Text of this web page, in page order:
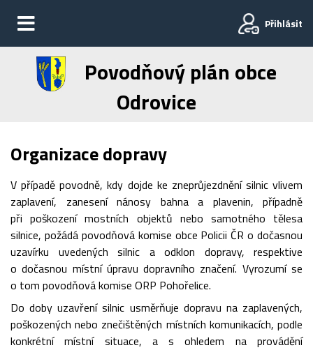
Přihlásit
Povodňový plán obce
Odrovice
Organizace dopravy
V případě povodně, kdy dojde ke zneprůjezdnění silnic vlivem
zaplavení, zanesení nánosy bahna a plavenin, případně
při poškození mostních objektů nebo samotného tělesa
silnice, požádá povodňová komise obce Policii ČR o dočasnou
uzavírku uvedených silnic a odklon dopravy, respektive
o dočasnou místní úpravu dopravního značení. Vyrozumí se
o tom povodňová komise ORP Pohořelice.
Do doby uzavření silnic usměrňuje dopravu na zaplavených,
poškozených nebo znečištěných místních komunikacích, podle
konkrétní místní situace, a s ohledem na provádění